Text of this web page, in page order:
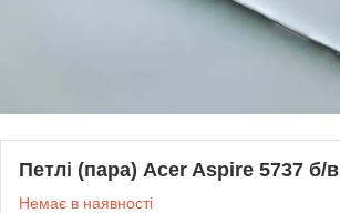
Петлі (пара) Acer Aspire 5737 б/в
Немає в наявності